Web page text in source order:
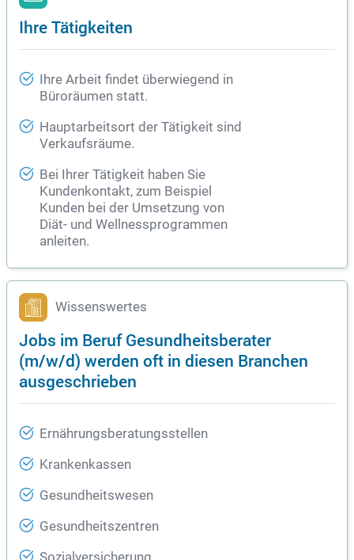
Ihre Tätigkeiten
Ihre Arbeit findet überwiegend in
Büroräumen statt.
Hauptarbeitsort der Tätigkeit sind
Verkaufsräume.
Bei Ihrer Tätigkeit haben Sie
Kundenkontakt, zum Beispiel
Kunden bei der Umsetzung von
Diät- und Wellnessprogrammen
anleiten.
Wissenswertes
Jobs im Beruf Gesundheitsberater
(m/w/d) werden oft in diesen Branchen
ausgeschrieben
Ernährungsberatungsstellen
Krankenkassen
Gesundheitswesen
Gesundheitszentren